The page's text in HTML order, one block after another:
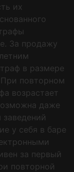
их
За продажу
в размере
При повторном
возрастает
даже
у себя в баре
за первый
повторной